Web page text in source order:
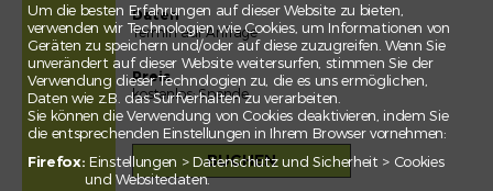
Daten
Termin auf Anfrage
Preis
kostenlos; Spende
BUCHEN
Um die besten Erfahrungen auf dieser Website zu bieten,
verwenden wir Technologien wie Cookies, um Informationen von
Geräten zu speichern und/oder auf diese zuzugreifen. Wenn Sie
unverändert auf dieser Website weitersurfen, stimmen Sie der
Verwendung dieser Technologien zu, die es uns ermöglichen,
Daten wie z.B. das Surfverhalten zu verarbeiten.
Sie können die Verwendung von Cookies deaktivieren, indem Sie
die entsprechenden Einstellungen in Ihrem Browser vornehmen:
Firefox: Einstellungen > Datenschutz und Sicherheit > Cookies
und Websitedaten.